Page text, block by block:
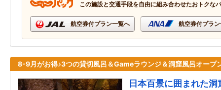
この施設と交通手段を自由に組み合わせたおトクな
航空券付プラン一覧へ 航空券付プラ
8-9月がお得♪3つの貸切風呂＆Gameラウンジ＆洞窟風呂オープ
日本百景に囲まれた